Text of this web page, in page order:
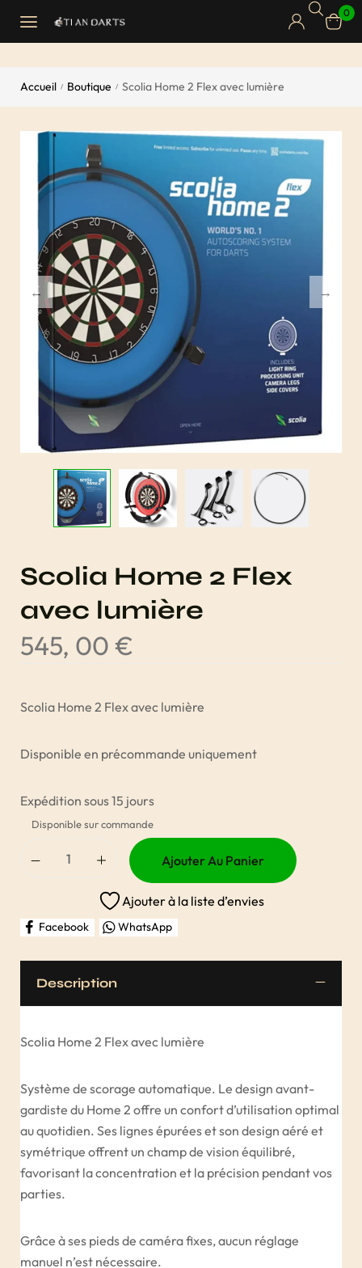
0
Accueil / Boutique / Scolia Home 2 Flex avec lumière
Scolia Home 2 Flex
avec lumière
545, 00 €
Scolia Home 2 Flex avec lumière
Disponible en précommande uniquement
Expédition sous 15 jours
Disponible sur commande
Ajouter Au Panier
Ajouter à la liste d’envies
Facebook WhatsApp
Description
Scolia Home 2 Flex avec lumière
Système de scorage automatique. Le design avant-
gardiste du Home 2 offre un confort d’utilisation optimal
au quotidien. Ses lignes épurées et son design aéré et
symétrique offrent un champ de vision équilibré,
favorisant la concentration et la précision pendant vos
parties.
Grâce à ses pieds de caméra fixes, aucun réglage
manuel n’est nécessaire.